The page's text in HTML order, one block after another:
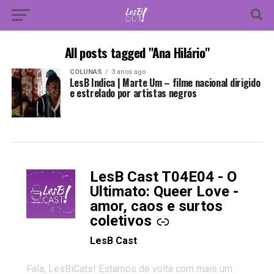
All posts tagged "Ana Hilário"
COLUNAS 3 anos ago
LesB Indica | Marte Um – filme nacional dirigido
e estrelado por artistas negros
LesB Cast T04E04 - O
Ultimato: Queer Love -
amor, caos e surtos
coletivos
-
LesB Cast
Fala, LesBiCats! Estamos de volta com mais um